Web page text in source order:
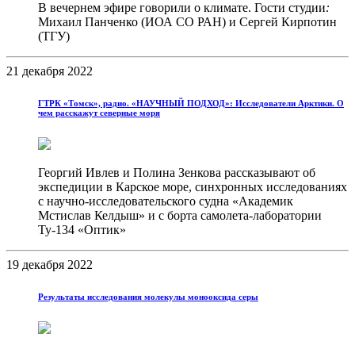
В вечернем эфире говорили о климате. Гости студии:
Михаил Панченко (ИОА СО РАН) и Сергей Кирпотин
(ТГУ)
21 декабря 2022
ГТРК «Томск», радио. «НАУЧНЫЙ ПОДХОД»: Исследователи Арктики. О
чем расскажут северные моря
Георгий Ивлев и Полина Зенкова рассказывают об
экспедиции в Карское море, синхронных исследованиях
с научно-исследовательского судна «Академик
Мстислав Келдыш» и с борта самолета-лаборатории
Ту-134 «Оптик»
19 декабря 2022
Результаты исследования молекулы монооксида серы